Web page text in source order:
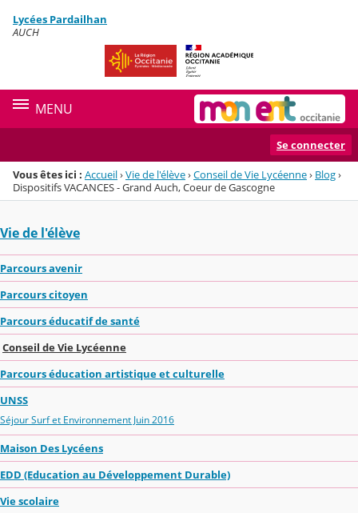
Menu de la rubrique
Contenu
Lycées Pardailhan
AUCH
MENU
Se connecter
Vous êtes ici : Accueil›Vie de l'élève›Conseil de Vie Lycéenne› Blog›
Dispositifs VACANCES - Grand Auch, Coeur de Gascogne
Vie de l'élève
Parcours avenir
Parcours citoyen
Parcours éducatif de santé
Conseil de Vie Lycéenne
Parcours éducation artistique et culturelle
UNSS
Séjour Surf et Environnement Juin 2016
Maison Des Lycéens
EDD (Education au Développement Durable)
Vie scolaire